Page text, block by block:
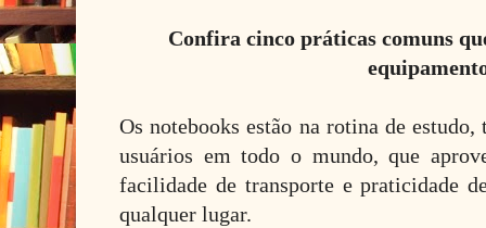
Confira cinco práticas comuns
Os notebooks estão na rotina de
usuários em todo o mundo, que
facilidade de transporte e praticidade
qualquer lugar.